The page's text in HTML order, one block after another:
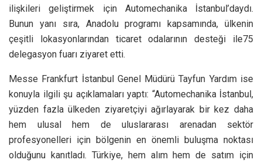
ilişkileri geliştirmek için Automechanika İstanbul’daydı.
Bunun yanı sıra, Anadolu programı kapsamında, ülkenin
çeşitli lokasyonlarından ticaret odalarının desteği ile75
delegasyon fuarı ziyaret etti.
Messe Frankfurt İstanbul Genel Müdürü Tayfun Yardım ise
konuyla ilgili şu açıklamaları yaptı: “Automechanika İstanbul,
yüzden fazla ülkeden ziyaretçiyi ağırlayarak bir kez daha
hem ulusal hem de uluslararası arenadan sektör
profesyonelleri için bölgenin en önemli buluşma noktası
olduğunu kanıtladı. Türkiye, hem alım hem de satım için